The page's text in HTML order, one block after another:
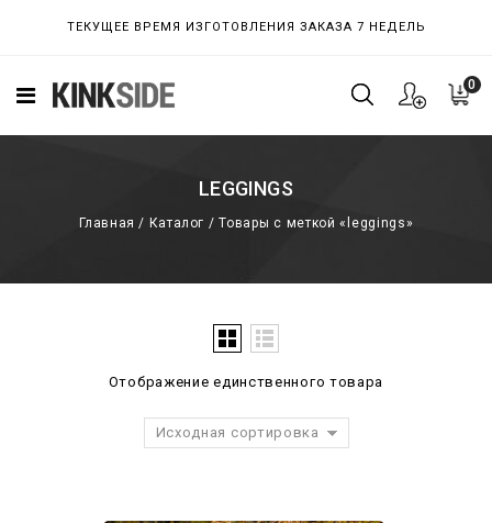
ТЕКУЩЕЕ ВРЕМЯ ИЗГОТОВЛЕНИЯ ЗАКАЗА 7 НЕДЕЛЬ
0
LEGGINGS
Главная / Каталог /Товары с меткой «leggings»
Отображение единственного товара
Исходная сортировка